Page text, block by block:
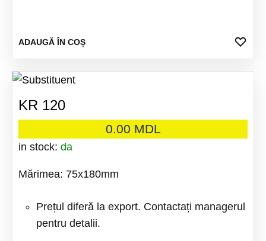
ADAUGĂ ÎN COȘ
KR 120
0.00 MDL
in stock: da
Mărimea: 75x180mm
Prețul diferă la export. Contactați managerul
pentru detalii.